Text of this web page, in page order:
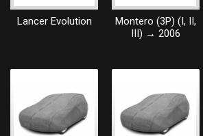
Lancer Evolution
Montero (3P) (I, II,
III) → 2006